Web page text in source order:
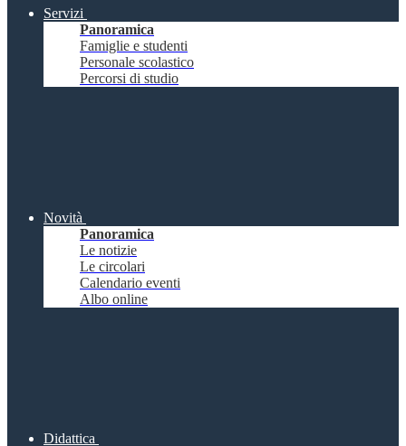
Servizi
Panoramica
Famiglie e studenti
Personale scolastico
Percorsi di studio
Novità
Panoramica
Le notizie
Le circolari
Calendario eventi
Albo online
Didattica